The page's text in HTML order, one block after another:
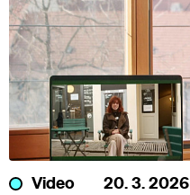
Video 20. 3. 2026